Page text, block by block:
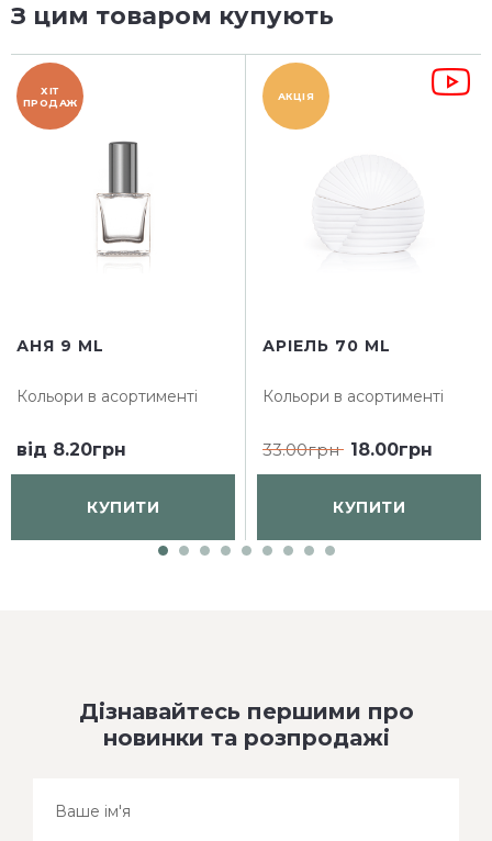
З цим товаром купують
ХІТ
ПРОДАЖ
АНЯ 9 ML
Кольори в асортименті
від 8.20грн
КУПИТИ
АКЦІЯ
АРІЕЛЬ 70 ML
Кольори в асортименті
33.00грн 18.00грн
КУПИТИ
Дізнавайтесь першими про
новинки та розпродажі